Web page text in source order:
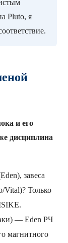
Pluto, я
и его
дисциплина
завеса
Vital)? Только
— Eden РЧ
магнитного